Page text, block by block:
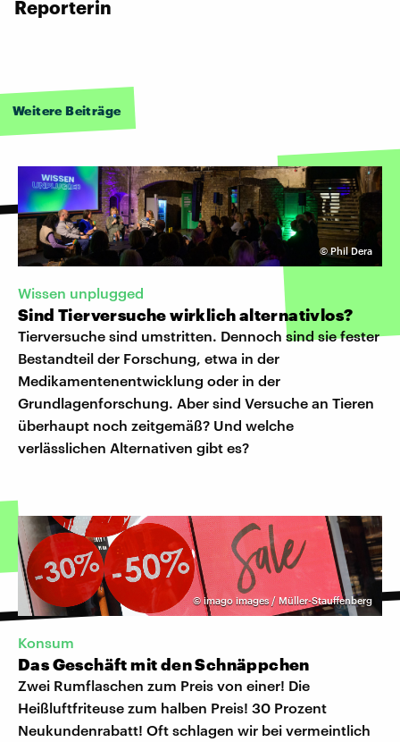
Reporterin
Weitere Beiträge
© Phil Dera
Wissen unplugged
Sind Tierversuche wirklich alternativlos?
Tierversuche sind umstritten. Dennoch sind sie fester
Bestandteil der Forschung, etwa in der
Medikamentenentwicklung oder in der
Grundlagenforschung. Aber sind Versuche an Tieren
überhaupt noch zeitgemäß? Und welche
verlässlichen Alternativen gibt es?
©imago images / Müller-Stauffenberg
Konsum
Das Geschäft mit den Schnäppchen
Zwei Rumflaschen zum Preis von einer! Die
Heißluftfriteuse zum halben Preis! 30 Prozent
Neukundenrabatt! Oft schlagen wir bei vermeintlich